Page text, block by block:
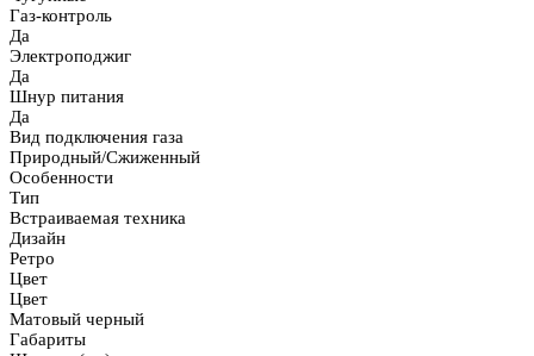
Газ-контроль
Да
Электроподжиг
Да
Шнур питания
Да
Вид подключения газа
Природный/Сжиженный
Особенности
Тип
Встраиваемая техника
Дизайн
Ретро
Цвет
Цвет
Матовый черный
Габариты